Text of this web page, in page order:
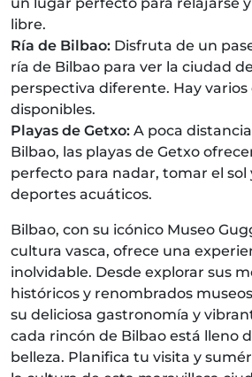
libre.
Ría de Bilbao: Disfruta de un
ría de Bilbao para ver la ciudad
perspectiva diferente. Hay
disponibles.
Playas de Getxo: A poca
Bilbao, las playas de Getxo
perfecto para nadar, tomar el sol
deportes acuáticos.
Bilbao, con su icónico Museo
cultura vasca, ofrece una
inolvidable. Desde explorar sus
históricos y renombrados
su deliciosa gastronomía y
cada rincón de Bilbao está lleno
belleza. Planifica tu visita y